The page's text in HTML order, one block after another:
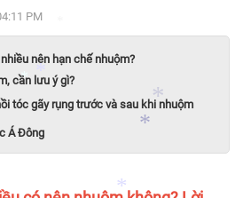
*
* *
PM
nên hạn chế nhuộm?
cần lưu ý gì?
tóc gãy rụng trước và sau khi nhuộm
Á Đông